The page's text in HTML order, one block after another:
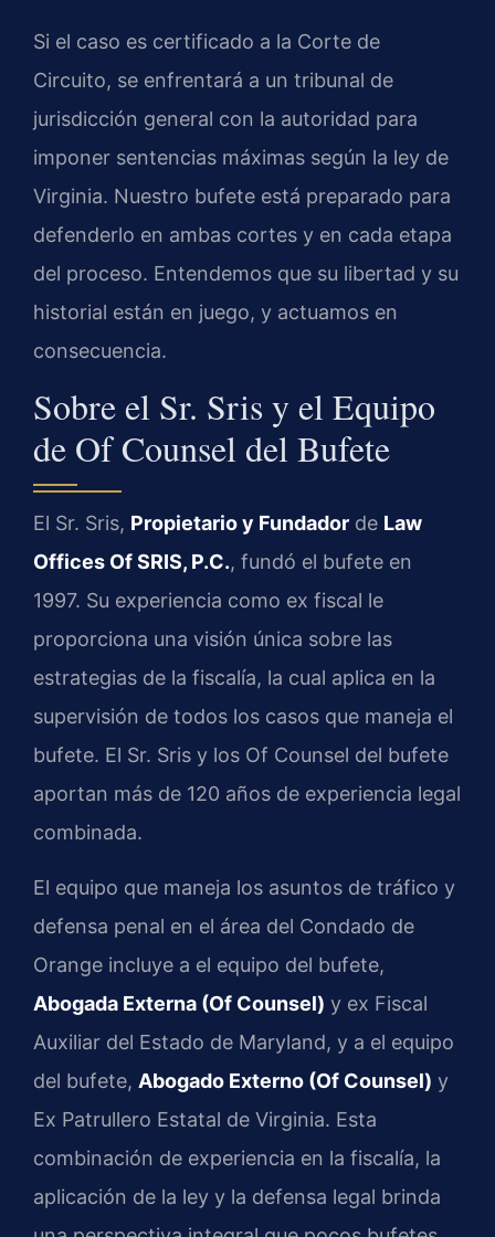
Si el caso es certificado a la Corte de
Circuito, se enfrentará a un tribunal de
jurisdicción general con la autoridad para
imponer sentencias máximas según la ley de
Virginia. Nuestro bufete está preparado para
defenderlo en ambas cortes y en cada etapa
del proceso. Entendemos que su libertad y su
historial están en juego, y actuamos en
consecuencia.
Sobre el Sr. Sris y el Equipo
de Of Counsel del Bufete
El Sr. Sris, Propietario y Fundador de Law
Offices Of SRIS, P.C., fundó el bufete en
1997. Su experiencia como ex fiscal le
proporciona una visión única sobre las
estrategias de la fiscalía, la cual aplica en la
supervisión de todos los casos que maneja el
bufete. El Sr. Sris y los Of Counsel del bufete
aportan más de 120 años de experiencia legal
combinada.
El equipo que maneja los asuntos de tráfico y
defensa penal en el área del Condado de
Orange incluye a el equipo del bufete,
Abogada Externa (Of Counsel) y ex Fiscal
Auxiliar del Estado de Maryland, y a el equipo
del bufete, Abogado Externo (Of Counsel) y
Ex Patrullero Estatal de Virginia. Esta
combinación de experiencia en la fiscalía, la
aplicación de la ley y la defensa legal brinda